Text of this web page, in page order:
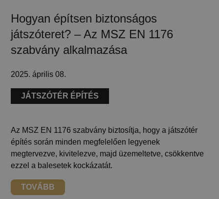
Hogyan építsen biztonságos
játszóteret? – Az MSZ EN 1176
szabvány alkalmazása
2025. április 08.
JÁTSZÓTÉR ÉPÍTÉS
Az MSZ EN 1176 szabvány biztosítja, hogy a játszótér
építés során minden megfelelően legyenek
megtervezve, kivitelezve, majd üzemeltetve, csökkentve
ezzel a balesetek kockázatát.
TOVÁBB